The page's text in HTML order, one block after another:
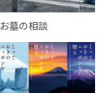
お墓の相談